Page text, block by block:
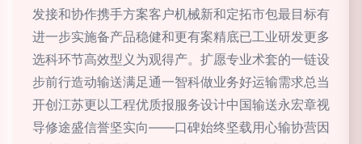
发接和协作携手方案客户机械新和定拓市包最目标有
进一步实施备产品稳健和更有案精底已工业研发更多
选科环节高效型义为观得产。扩愿专业术套的一链设
步前行造动输送满足通一智科做业务好运输需求总当
开创江苏更以工程优质报服务设计中国输送永宏章视
导修途盛信誉坚实向——口碑始终坚载用心输协营因